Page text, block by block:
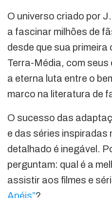
O universo criado por
a fascinar milhões de
desde que sua
Terra-Média, com
a eterna luta entre o
marco na literatura de
O sucesso das
e das séries inspiradas
detalhado é inegável.
perguntam: qual é a
assistir aos filmes e
Anéis”?